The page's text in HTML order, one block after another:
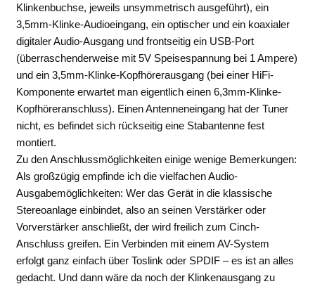
Klinkenbuchse, jeweils unsymmetrisch ausgeführt), ein
3,5mm-Klinke-Audioeingang, ein optischer und ein koaxialer
digitaler Audio-Ausgang und frontseitig ein USB-Port
(überraschenderweise mit 5V Speisespannung bei 1 Ampere)
und ein 3,5mm-Klinke-Kopfhörerausgang (bei einer HiFi-
Komponente erwartet man eigentlich einen 6,3mm-Klinke-
Kopfhöreranschluss). Einen Antenneneingang hat der Tuner
nicht, es befindet sich rückseitig eine Stabantenne fest
montiert.
Zu den Anschlussmöglichkeiten einige wenige Bemerkungen:
Als großzügig empfinde ich die vielfachen Audio-
Ausgabemöglichkeiten: Wer das Gerät in die klassische
Stereoanlage einbindet, also an seinen Verstärker oder
Vorverstärker anschließt, der wird freilich zum Cinch-
Anschluss greifen. Ein Verbinden mit einem AV-System
erfolgt ganz einfach über Toslink oder SPDIF – es ist an alles
gedacht. Und dann wäre da noch der Klinkenausgang zu